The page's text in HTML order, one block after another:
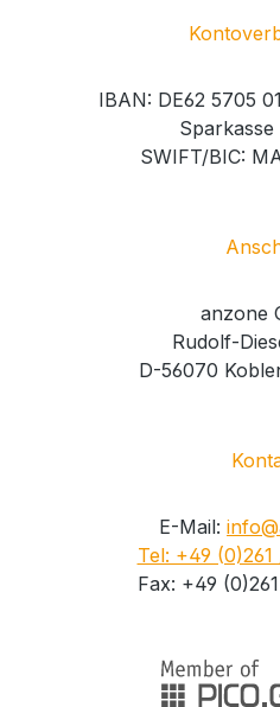
IBAN: DE62 5705
SWIFT/BIC:
anzone
Rudolf-
D-56070
E-Mail:
Tel: +49
Fax: +49